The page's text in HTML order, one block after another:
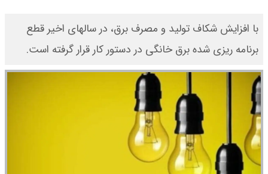
با افزایش شکاف تولید و مصرف برق، در سالهای اخیر قطع
برنامه ریزی شده برق خانگی در دستور کار قرار گرفته است.